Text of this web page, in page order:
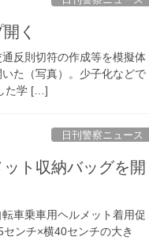
く
反則切符の作成等を模擬体
た（写真）。少子化などで
た学 […]
日刊警察ニュース
車乗車用ヘルメット着用促
ンチ×横40センチの大き